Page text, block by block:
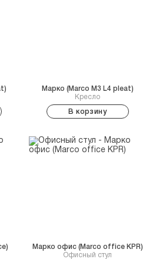
Кресло
Марко (Marco M3 L4 pleat)
В корзину
Офисный стул
Марко офис (Marco office KPR)